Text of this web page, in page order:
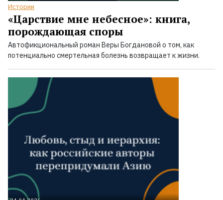
Истории
«Царствие мне небесное»: книга,
порождающая споры
Автофикциональный роман Веры Богдановой о том, как
потенциально смертельная болезнь возвращает к жизни.